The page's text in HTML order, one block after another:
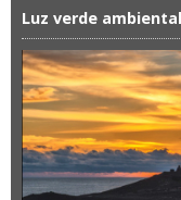
Luz verde